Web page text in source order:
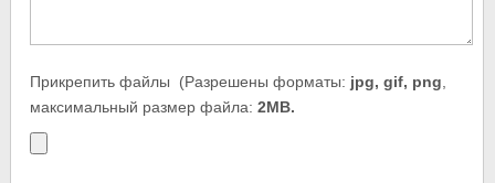
Прикрепить файлы (Разрешены форматы: jpg, gif, png
максимальный размер файла:2MB.